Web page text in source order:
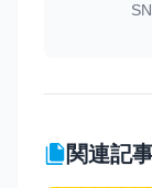
関連記